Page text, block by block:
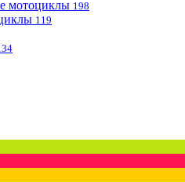
мотоциклы 198
119